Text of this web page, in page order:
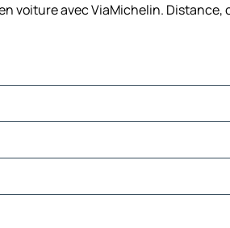
voiture avec ViaMichelin.